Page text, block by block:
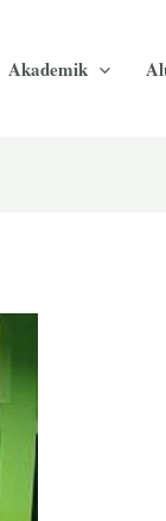
Akademik